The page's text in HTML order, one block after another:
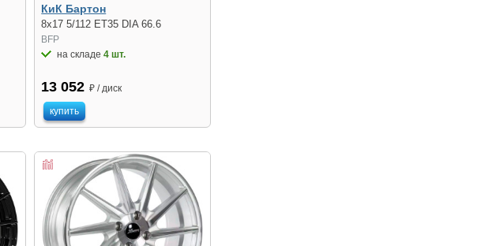
КиК Бартон
8x17 5/112 ET35 DIA 66.6
BFP
на складе4 шт.
13 052 ₽ / диск
купить